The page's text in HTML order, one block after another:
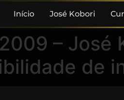
Início José Kobori
– José
de